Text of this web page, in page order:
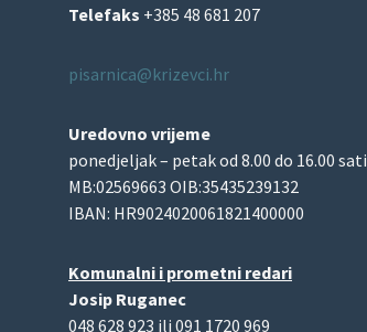
Telefaks +385 48 681 207
pisarnica@krizevci.hr
Uredovno vrijeme
ponedjeljak – petak od 8.00 do 16.00 sati
MB:02569663 OIB:35435239132
IBAN: HR9024020061821400000
Komunalni i prometni redari
Josip Ruganec
048 628 923 ili 091 1720 969